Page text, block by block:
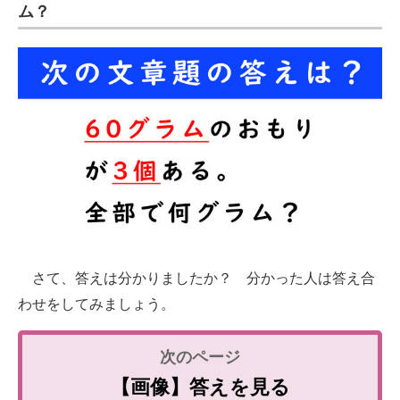
IT製品の技術・比較・事例
製造業のIT導入・活用を支援
モノづくり技術者専門サイト
エレクトロニクス専門サイト
電子設計の基本と応用
ちょっと気になるネットの話題
ム？
さて、答えは分かりましたか？ 分かった人は答え合
わせをしてみましょう。
【画像】答えを見る